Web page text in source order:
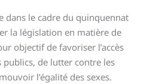
dans le cadre du quinquennat
la législation en matière de
objectif de favoriser l’accès
publics, de lutter contre les
l’égalité des sexes.